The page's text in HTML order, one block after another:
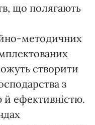
що полягають
методичних
створити
з
й ефективністю.